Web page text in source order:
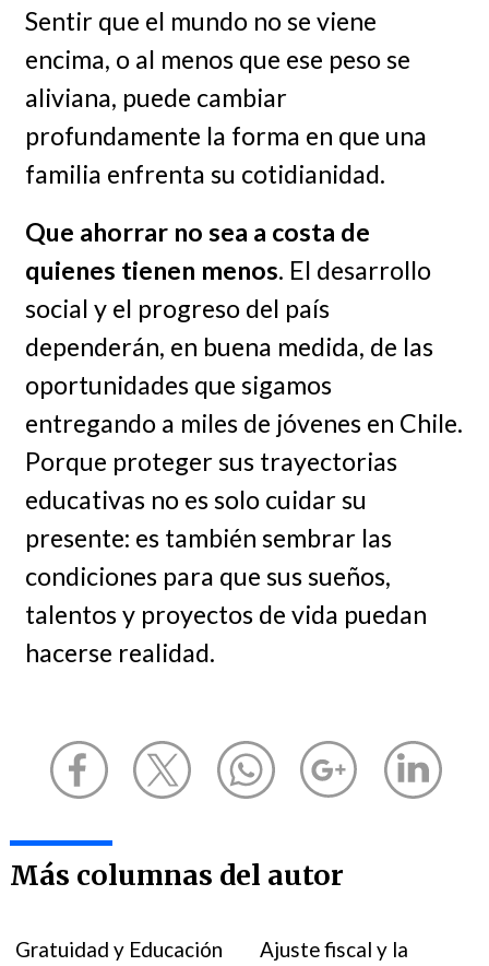
Sentir que el mundo no se viene
encima, o al menos que ese peso se
aliviana, puede cambiar
profundamente la forma en que una
familia enfrenta su cotidianidad.
Que ahorrar no sea a costa de
quienes tienen menos. El desarrollo
social y el progreso del país
dependerán, en buena medida, de las
oportunidades que sigamos
entregando a miles de jóvenes en Chile.
Porque proteger sus trayectorias
educativas no es solo cuidar su
presente: es también sembrar las
condiciones para que sus sueños,
talentos y proyectos de vida puedan
hacerse realidad.
Más columnas del autor
Gratuidad y Educación
Ajuste fiscal y la